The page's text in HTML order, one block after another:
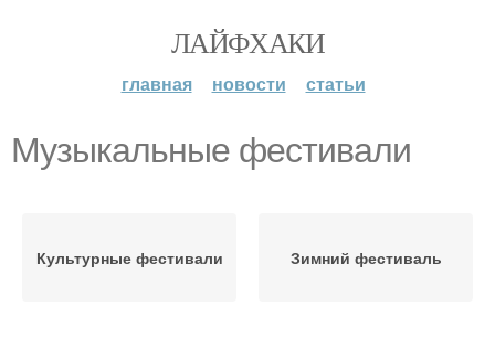
ЛАЙФХАКИ
главная новости статьи
Музыкальные фестивали
Культурные фестивали Зимний фестиваль